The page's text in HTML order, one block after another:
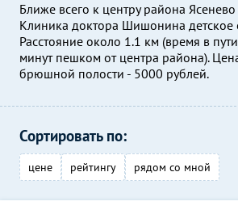
Ближе всего к центру района
Клиника доктора Шишонина детское
Расстояние около 1.1 км (время в
минут пешком от центра района).
брюшной полости - 5000 рублей.
Сортировать по:
цене рейтингу рядом со мной